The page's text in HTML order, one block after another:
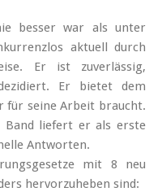
besser war als unter
aktuell durch
Er ist zuverlässig,
Er bietet dem
für seine Arbeit braucht.
Band liefert er als erste
Antworten.
mit 8 neu
hervorzuheben sind: